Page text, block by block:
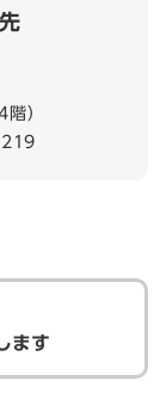
）
ます